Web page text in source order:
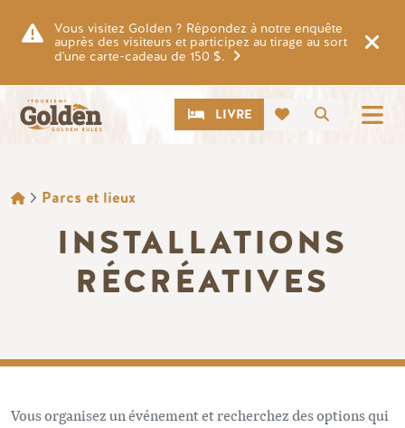
Vous visitez Golden ? Répondez à notre enquête
auprès des visiteurs et participez au tirage au sort
d'une carte-cadeau de 150 $.
CTALIVRE
FIL D'ARIANE
Parcs et lieux
INSTALLATIONS
RÉCRÉATIVES
Vous organisez un événement et recherchez des options qui